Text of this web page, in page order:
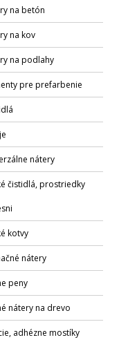
na betón
na kov
na podlahy
pre prefarbenie
nátery
čistidlá, prostriedky
kotvy
nátery
peny
nátery na drevo
adhézne mostíky